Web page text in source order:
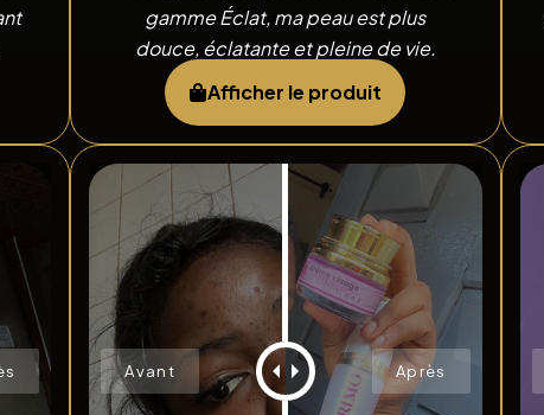
gamme Éclat, ma peau est plus
douce, éclatante et pleine de vie.
Afficher le produit